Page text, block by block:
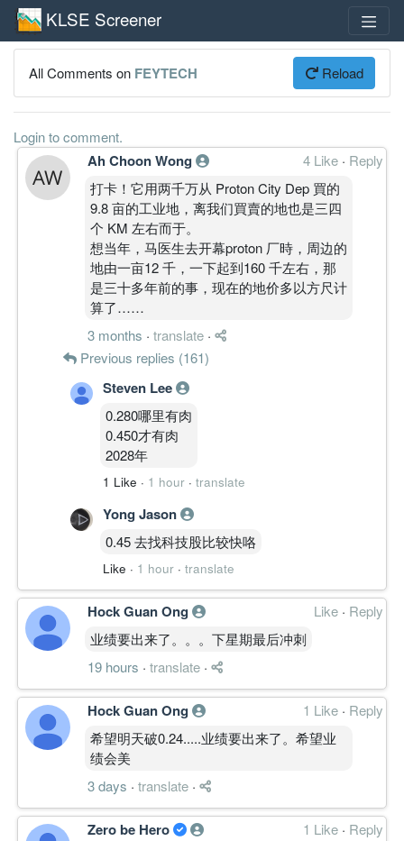
KLSE Screener
All Comments on FEYTECH Reload
Login to comment.
Ah Choon Wong 4 Like · Reply
打卡！它用两千万从 Proton City Dep 買的
9.8 亩的工业地，离我们買賣的地也是三四
个 KM 左右而于。
想当年，马医生去开幕proton 厂時，周边的
地由一亩12 千，一下起到160 千左右，那
是三十多年前的事，现在的地价多以方尺计
算了……
3 months · translate ·
Previous replies (161)
Steven Lee
0.280哪里有肉
0.450才有肉
2028年
1 Like · 1 hour · translate
Yong Jason
0.45 去找科技股比较快咯
Like · 1 hour · translate
Hock Guan Ong Like · Reply
业绩要出来了。。。下星期最后冲刺
19 hours · translate ·
Hock Guan Ong 1 Like · Reply
希望明天破0.24.....业绩要出来了。希望业
绩会美
3 days · translate ·
Zero be Hero 1 Like · Reply